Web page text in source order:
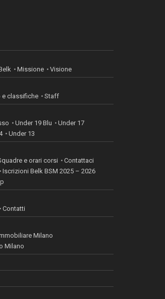
Missione Visione
e classifiche Staff
Under 19 Blu
Under 17
Under 13
e orari corsi
Contattaci
Iscrizioni Belk BSM 2025 – 2026
Contatti
Milano
Milano